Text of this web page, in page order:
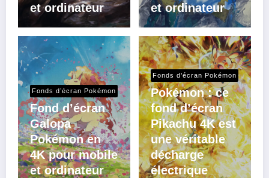
et ordinateur
et ordinateur
Fonds d’écran Pokémon
Fond d’écran
Galopa
Pokémon en
4K pour mobile
et ordinateur
Fonds d’écran Pokémon
Pokémon : ce
fond d’écran
Pikachu 4K est
une véritable
décharge
électrique